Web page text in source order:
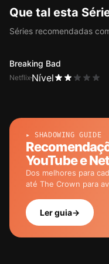
Que tal esta
Séries recomendadas
Breaking Bad
Netflix Nível
▸ SHADOWING GUIDE
YouTube e
Dos melhores para
até The Crown para
Ler guia→